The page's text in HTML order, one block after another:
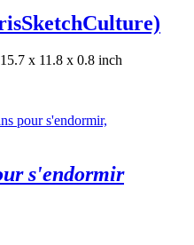
x 11.8 x 0.8 inch
s'endormir